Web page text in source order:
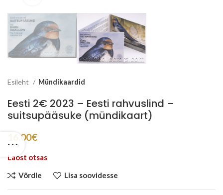
Esileht Mündikaardid
Eesti 2€ 2023 – Eesti rahvuslind –
suitsupääsuke (mündikaart)
16.00€
Laost otsas
Võrdle Lisa soovidesse